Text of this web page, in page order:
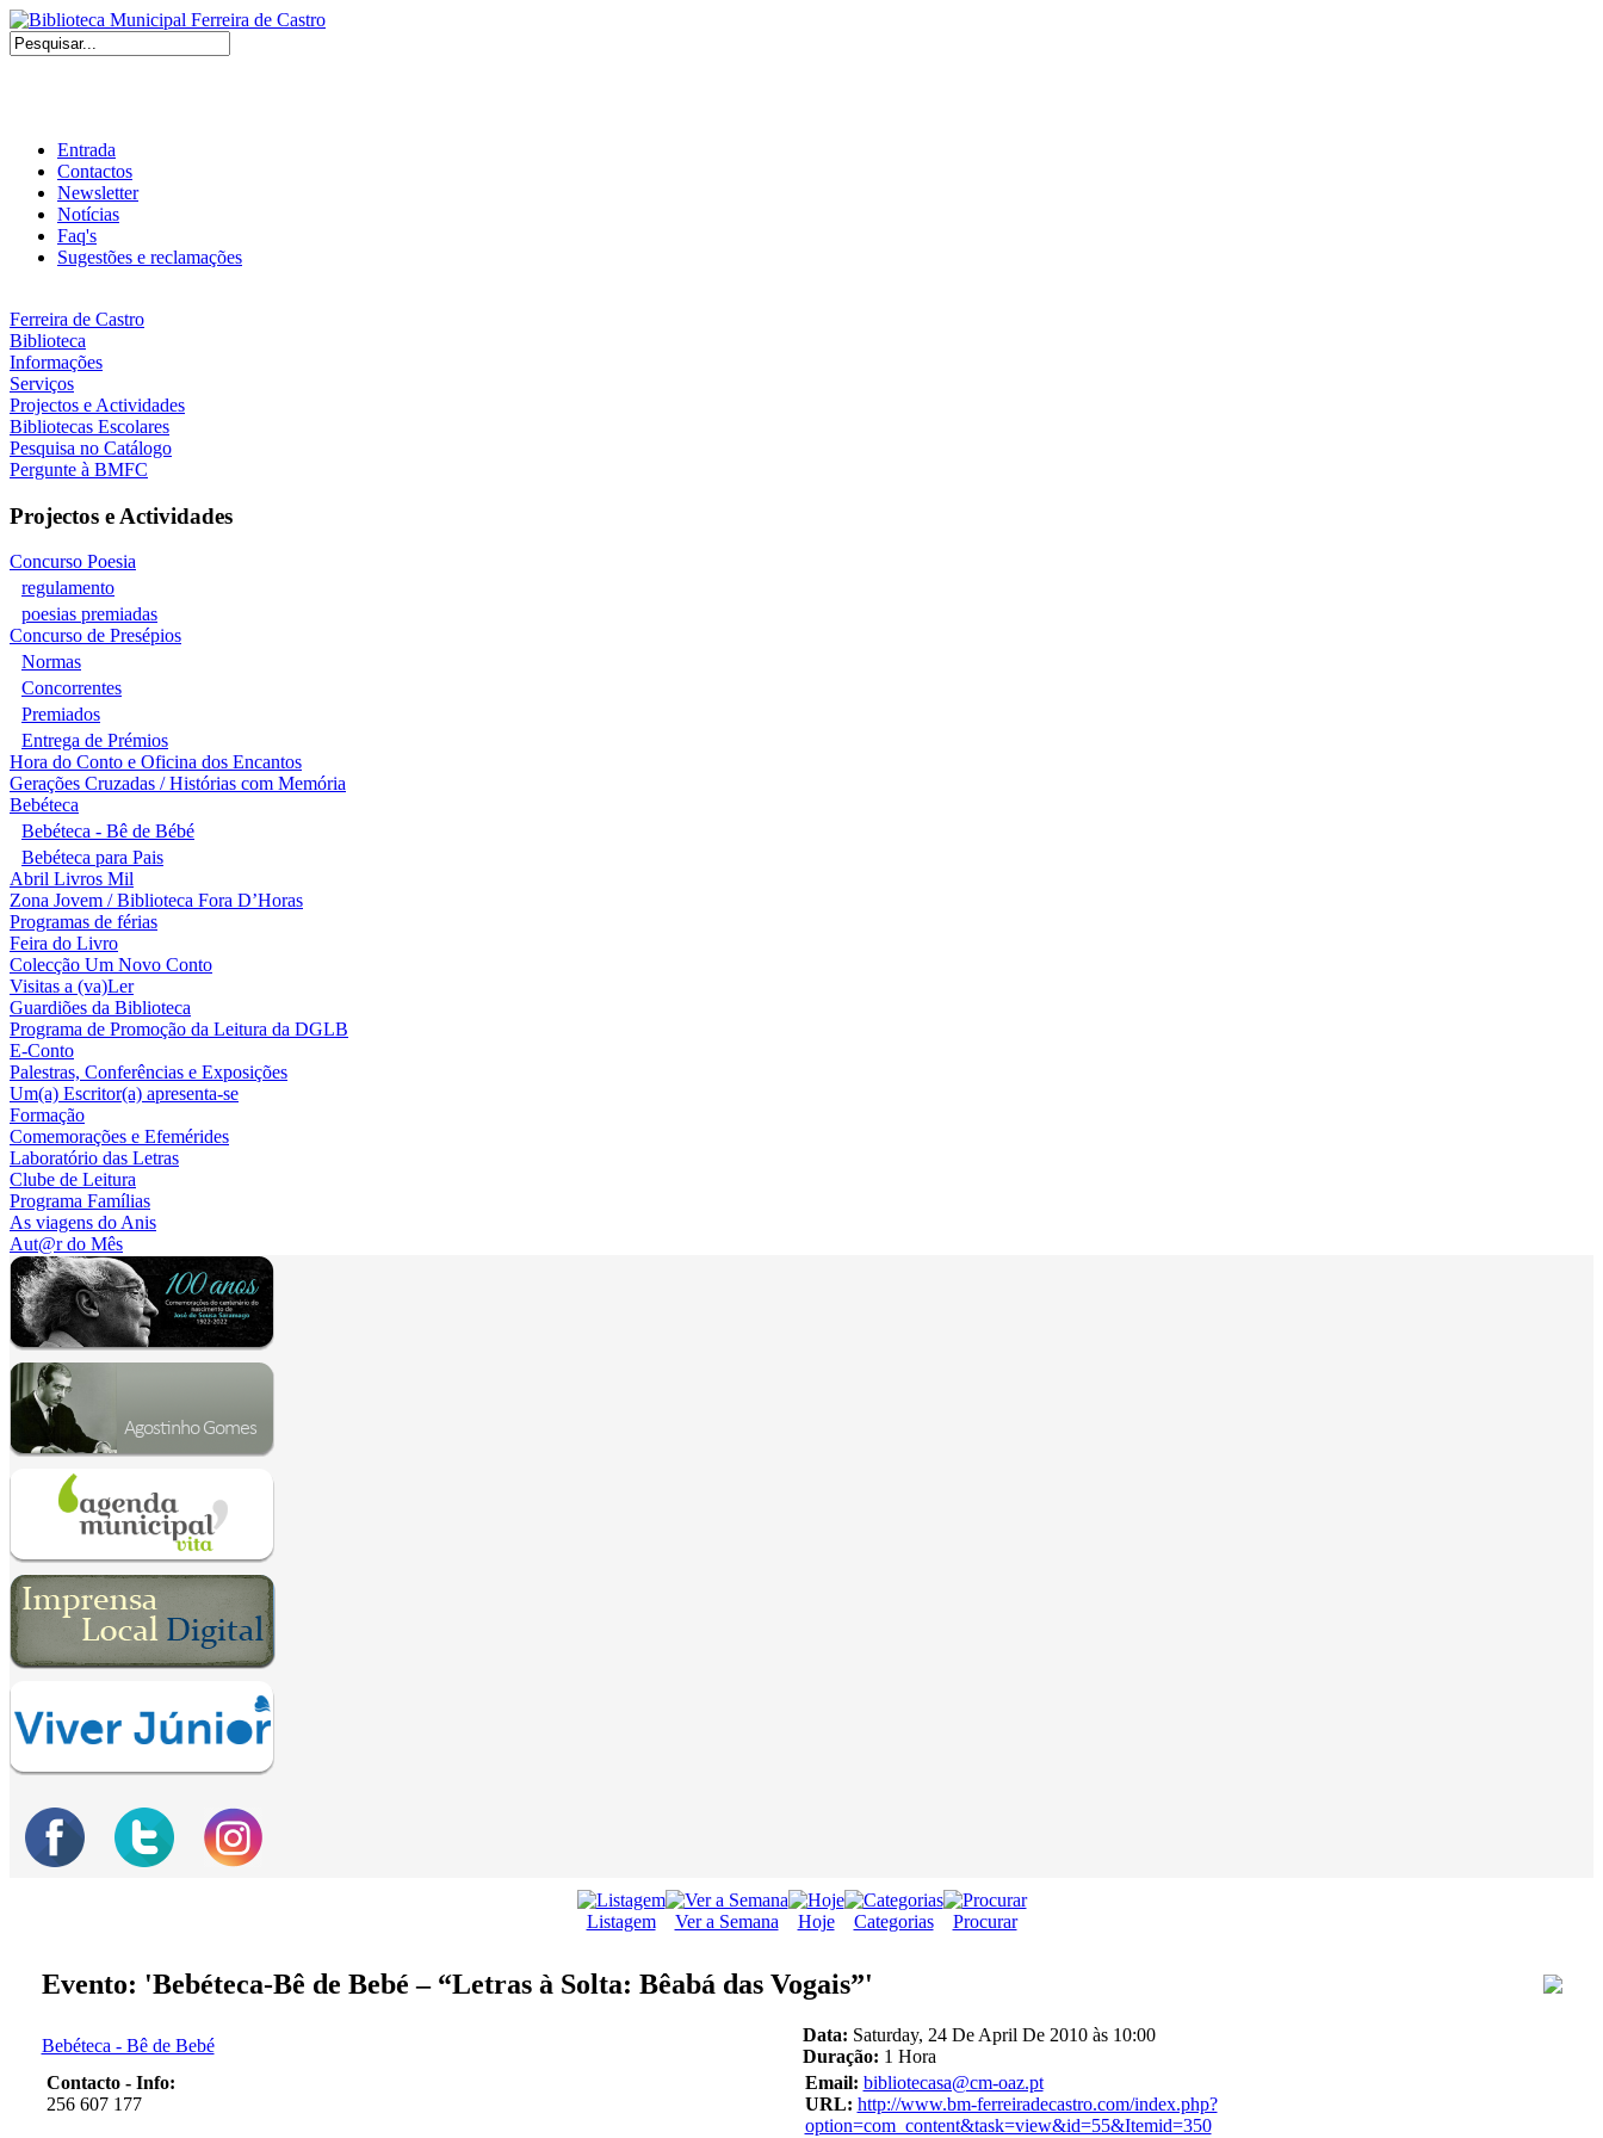
Entrada
Contactos
Newsletter
Notícias
Faq's
Sugestões e reclamações
Ferreira de Castro
Biblioteca
Informações
Serviços
Projectos e Actividades
Bibliotecas Escolares
Pesquisa no Catálogo
Pergunte à BMFC
Projectos e Actividades
Concurso Poesia
regulamento
poesias premiadas
Concurso de Presépios
Normas
Concorrentes
Premiados
Entrega de Prémios
Hora do Conto e Oficina dos Encantos
Gerações Cruzadas / Histórias com Memória
Bebéteca
Bebéteca - Bê de Bébé
Bebéteca para Pais
Abril Livros Mil
Zona Jovem / Biblioteca Fora D’Horas
Programas de férias
Feira do Livro
Colecção Um Novo Conto
Visitas a (va)Ler
Guardiões da Biblioteca
Programa de Promoção da Leitura da DGLB
E-Conto
Palestras, Conferências e Exposições
Um(a) Escritor(a) apresenta-se
Formação
Comemorações e Efemérides
Laboratório das Letras
Clube de Leitura
Programa Famílias
As viagens do Anis
Aut@r do Mês
Listagem Ver a Semana Hoje Categorias Procurar
Evento: 'Bebéteca-Bê de Bebé – “Letras à Solta: Bêabá das Vogais”'
Bebéteca - Bê de Bebé
Data: Saturday, 24 De April De 2010 às 10:00
Duração: 1 Hora
Contacto - Info:
256 607 177
Email: bibliotecasa@cm-oaz.pt
URL: http://www.bm-ferreiradecastro.com/index.php?
option=com_content&task=view&id=55&Itemid=350